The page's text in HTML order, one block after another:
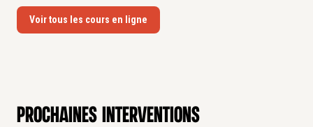
Voir tous les cours en ligne
Prochaines interventions